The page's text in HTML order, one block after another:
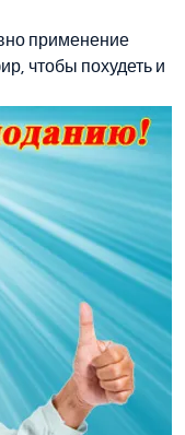
применение
чтобы похудеть и